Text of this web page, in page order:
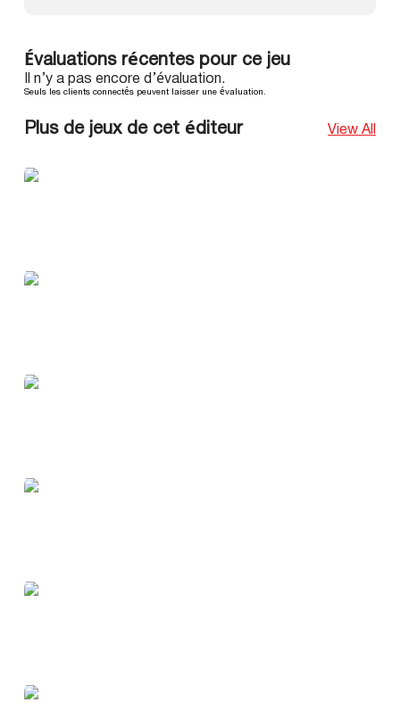
Évaluations récentes pour ce jeu
Il n’y a pas encore d’évaluation.
Seuls les clients connectés peuvent laisser une évaluation.
Plus de jeux de cet éditeur View All